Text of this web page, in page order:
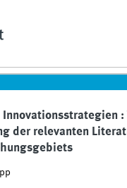
der relevanten